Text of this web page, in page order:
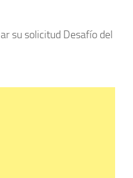
su solicitud Desafío del